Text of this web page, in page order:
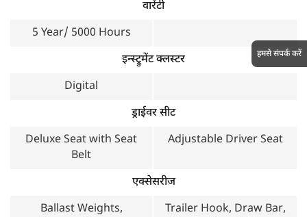
वारेंटी
5 Year/ 5000 Hours
इन्स्ट्रुमेंट क्लस्टर
Digital
ड्राईवर सीट
Deluxe Seat with Seat
Belt
Adjustable Driver Seat
एक्सेसरीज
Ballast Weights,
Trailer Hook, Draw Bar,
हमसे संपर्क करें